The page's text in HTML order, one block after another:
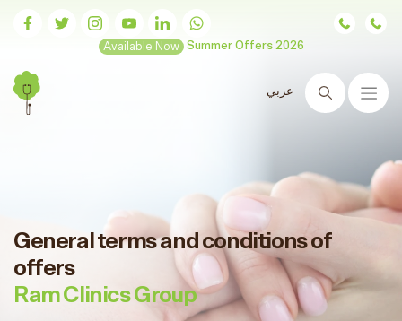
Available Now Summer Offers 2026
عربي
Search
General terms and conditions of
offers
Ram Clinics Group